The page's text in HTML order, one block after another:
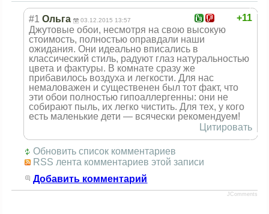
+11
#1 Ольга 03.12.2015 13:57
Джутовые обои, несмотря на свою высокую
стоимость, полностью оправдали наши
ожидания. Они идеально вписались в
классический стиль, радуют глаз натуральностью
цвета и фактуры. В комнате сразу же
прибавилось воздуха и легкости. Для нас
немаловажен и существенен был тот факт, что
эти обои полностью гипоаллергенны: они не
собирают пыль, их легко чистить. Для тех, у кого
есть маленькие дети — всячески рекомендуем!
Цитировать
Обновить список комментариев
RSS лента комментариев этой записи
Добавить комментарий
JComments